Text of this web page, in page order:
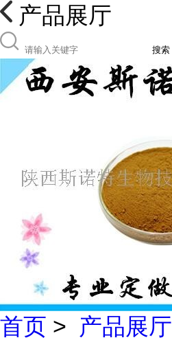
产品展厅
搜索
首页 > 产品展厅